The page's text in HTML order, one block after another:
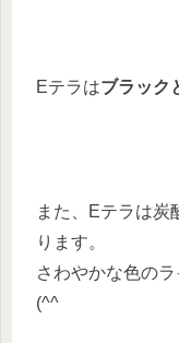
Eテラはブラック
また、Eテラは炭
ります。
さわやかな色の
(^^